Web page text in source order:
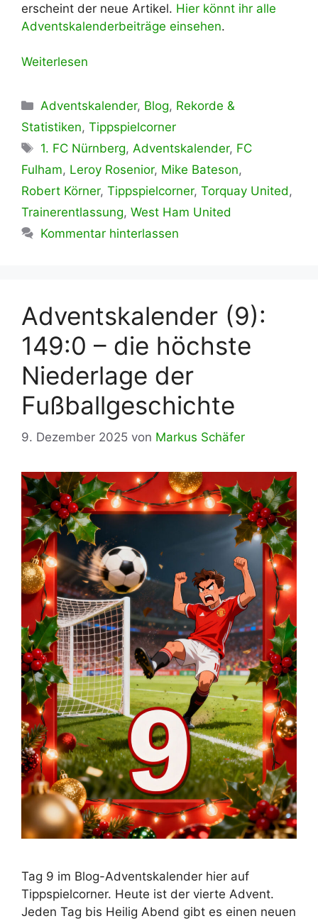
erscheint der neue Artikel. Hier könnt ihr alle
Adventskalenderbeiträge einsehen.
Weiterlesen
Kategorien
Adventskalender, Blog, Rekorde &
Statistiken, Tippspielcorner
Schlagwörter
1. FC Nürnberg,Adventskalender, FC
Fulham, Leroy Rosenior, Mike Bateson,
Robert Körner, Tippspielcorner, Torquay United,
Trainerentlassung, West Ham United
Kommentar hinterlassen
Adventskalender (9):
149:0 – die höchste
Niederlage der
Fußballgeschichte
9. Dezember 2025 von Markus Schäfer
Tag 9 im Blog-Adventskalender hier auf
Tippspielcorner. Heute ist der vierte Advent.
Jeden Tag bis Heilig Abend gibt es einen neuen